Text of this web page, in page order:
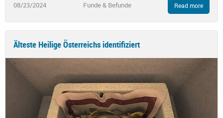
08/23/2024 Funde & Befunde Read more
Älteste Heilige Österreichs identifiziert